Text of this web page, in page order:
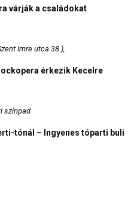
várják a családokat
Imre utca 38.),
érkezik Kecelre
színpad
tónál – Ingyenes tóparti buli